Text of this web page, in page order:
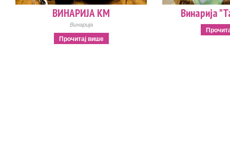
ВИНАРИЈА КМ
Винарија
Прочитај више
Винарија